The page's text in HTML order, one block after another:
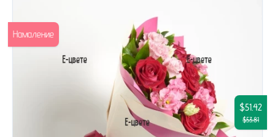
$51.42
$53.81
Намаление